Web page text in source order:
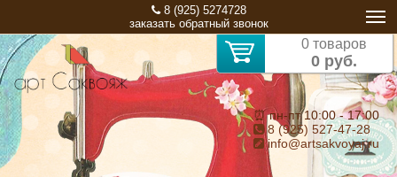
8 (925) 5274728
заказать обратный звонок
0 товаров
0 руб.
⏰ пн-пт 10:00 - 17:00
8 (925) 527-47-28
info@artsakvoyaj.ru